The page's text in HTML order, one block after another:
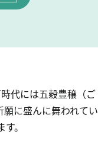
代には五穀豊穣（ご
に盛んに舞われてい
。